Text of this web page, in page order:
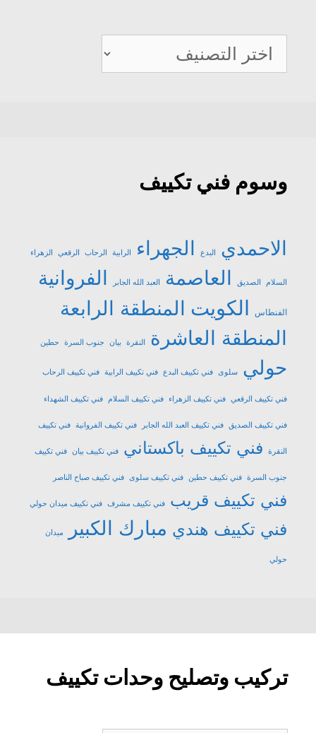
صيانة
تكييف
وسوم فني تكييف
الاحمدي البدع الجهراء الرابية الرحاب الرقعي الزهراء
السلام الصديق العاصمة العبد الله الجابر الفروانية
الفنطاس الكويت المنطقة الرابعة
المنطقة العاشرة
النقرة بيان جنوب السرة حطين
حولي سلوى فني تكييف البدع فني تكييف الرابية فني تكييف الرحاب
فني تكييف الرقعي فني تكييف الزهراء فني تكييف السلام فني تكييف الشهداء
فني تكييف الصديق فني تكييف العبد الله الجابر فني تكييف الفروانية فني تكييف
النقرة فني تكييف باكستاني فني تكييف بيان فني تكييف
جنوب السرة فني تكييف حطين فني تكييف سلوى فني تكييف صباح الناصر
فني تكييف قريب فني تكييف مشرف فني تكييف ميدان حولي
فني تكييف هندي مبارك الكبير ميدان
حولي
تركيب وتصليح وحدات تكييف